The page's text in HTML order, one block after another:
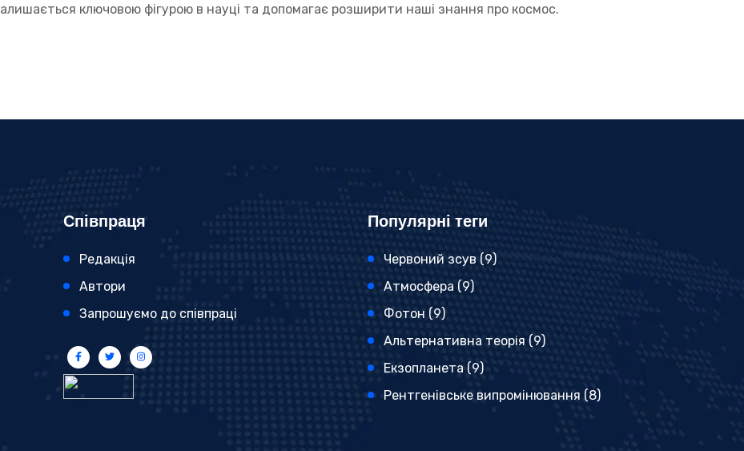
ключовою фігурою в науці та допомагає розширити наші знання про космос.
Співпраця
Редакція
Автори
Запрошуємо до співпраці
Популярні теги
Червоний зсув (9)
Атмосфера (9)
Фотон (9)
Альтернативна теорія (9)
Екзопланета (9)
Рентгенівське випромінювання (8)